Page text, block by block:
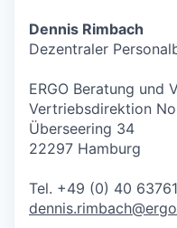
Dennis Rimbach
Dezentraler
ERGO Beratung und
Vertriebsdirektion
Überseering 34
22297 Hamburg
Tel. +49 (0) 40